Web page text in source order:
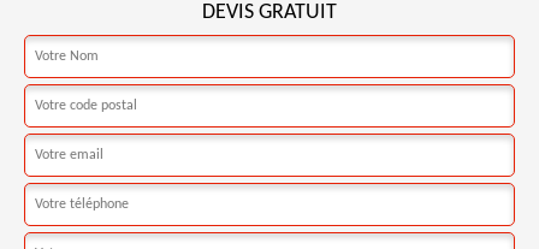
DEVIS GRATUIT